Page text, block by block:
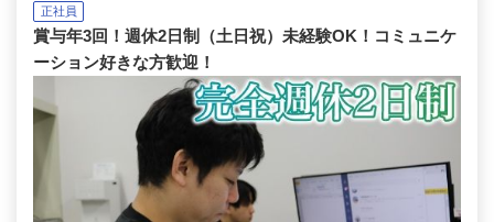
正社員
賞与年3回！週休2日制（土日祝）未経験OK！コミュニケ
ーション好きな方歓迎！